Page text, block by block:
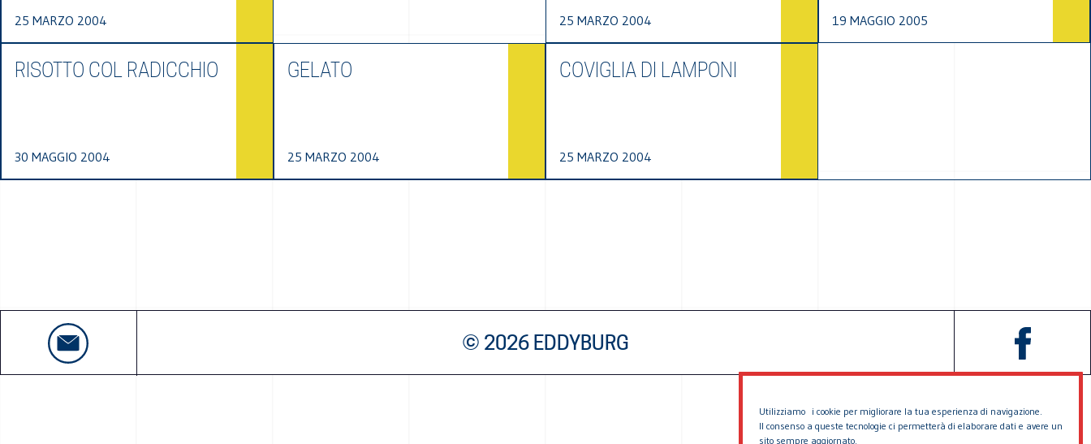
Utilizziamo i cookie per migliorare la tua esperienza di navigazione.
Il consenso a queste tecnologie ci permetterà di elaborare dati e avere un
sito sempre aggiornato.
25 MARZO 2004 25 MARZO 2004 19 MAGGIO 2005
RISOTTO COL RADICCHIO
30 MAGGIO 2004
GELATO
25 MARZO 2004
COVIGLIA DI LAMPONI
25 MARZO 2004
© 2026 EDDYBURG